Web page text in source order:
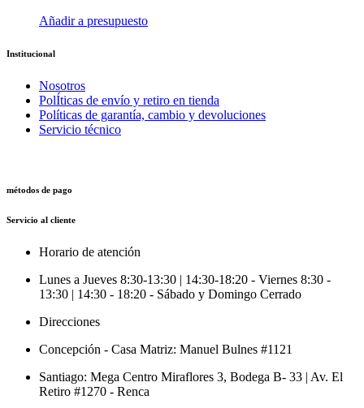
Añadir a presupuesto
Institucional
Nosotros
PolÍticas de envío y retiro en tienda
Políticas de garantía, cambio y devoluciones
Servicio técnico
métodos de pago
Servicio al cliente
Horario de atención
Lunes a Jueves 8:30-13:30 | 14:30-18:20 - Viernes 8:30 -
13:30 | 14:30 - 18:20 - Sábado y Domingo Cerrado
Direcciones
Concepción - Casa Matriz: Manuel Bulnes #1121
Santiago: Mega Centro Miraflores 3, Bodega B- 33 | Av. El
Retiro #1270 - Renca